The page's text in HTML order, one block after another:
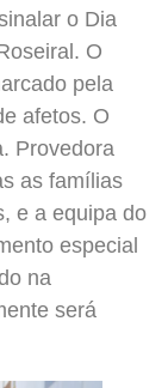
o Dia
O
pela
afetos. O
Provedora
as famílias
e a equipa do
especial
na
será